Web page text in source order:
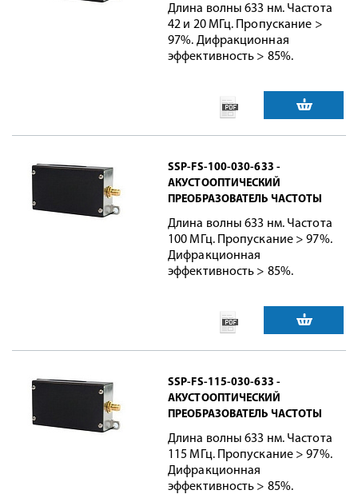
Длина волны 633 нм. Частота
42 и 20 МГц. Пропускание >
97%. Дифракционная
эффективность > 85%.
SSP-FS-100-030-633 -
АКУСТООПТИЧЕСКИЙ
ПРЕОБРАЗОВАТЕЛЬ ЧАСТОТЫ
Длина волны 633 нм. Частота
100 МГц. Пропускание > 97%.
Дифракционная
эффективность > 85%.
SSP-FS-115-030-633 -
АКУСТООПТИЧЕСКИЙ
ПРЕОБРАЗОВАТЕЛЬ ЧАСТОТЫ
Длина волны 633 нм. Частота
115 МГц. Пропускание > 97%.
Дифракционная
эффективность > 85%.